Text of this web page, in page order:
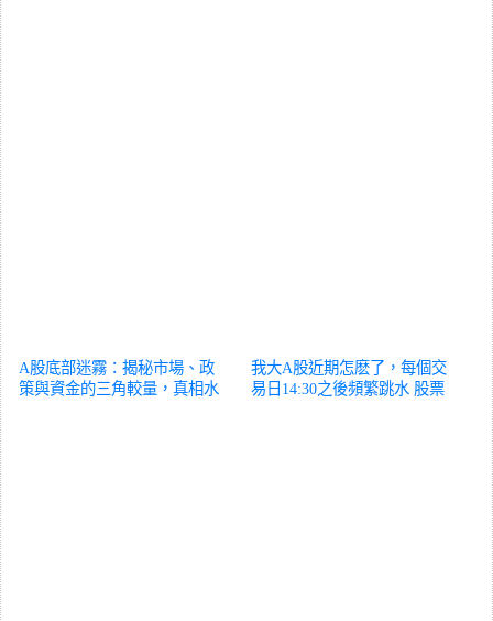
A股底部迷霧：揭秘市場、政
策與資金的三角較量，真相水
我大A股近期怎麽了，每個交
易日14:30之後頻繁跳水 股票